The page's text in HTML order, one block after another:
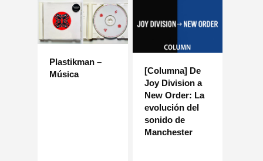
Plastikman –
Música
[Columna] De
Joy Division a
New Order: La
evolución del
sonido de
Manchester